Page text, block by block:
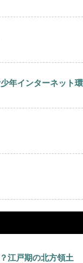
年インターネット環
江戸期の北方領土